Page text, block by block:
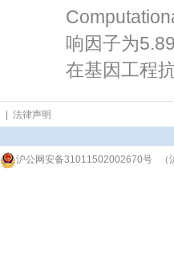
响因子为
在基因工程
法律声明
沪公网安备31011502002670号（